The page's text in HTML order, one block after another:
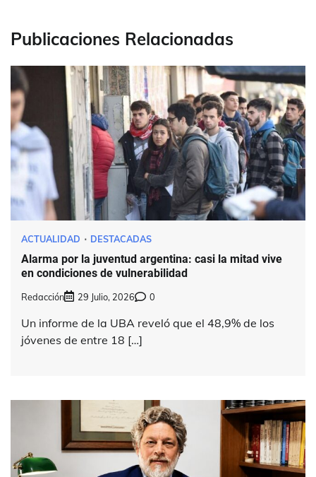
Publicaciones Relacionadas
ACTUALIDAD DESTACADAS
Alarma por la juventud argentina: casi la mitad vive
en condiciones de vulnerabilidad
Redacción 29 Julio, 2026 0
Un informe de la UBA reveló que el 48,9% de los
jóvenes de entre 18 […]